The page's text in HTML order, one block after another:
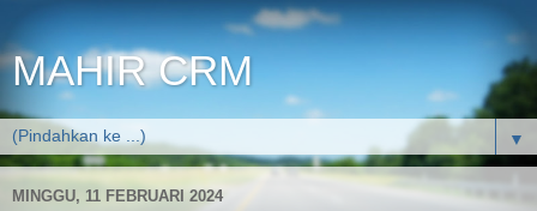
MAHIR CRM
▼
MINGGU, 11 FEBRUARI 2024